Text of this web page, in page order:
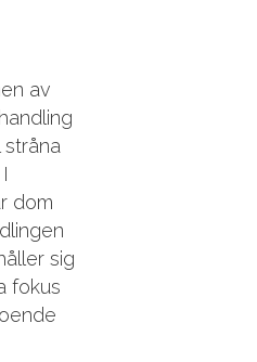
av
dom
sig
fokus